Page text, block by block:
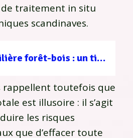
traitement in situ
scandinaves.
Filière forêt-bois : un tissu d’entreprises au service d’une gestion durable
rappellent toutefois que
est illusoire : il s’agit
les risques
que d’effacer toute